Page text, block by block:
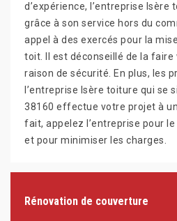
d’expérience, l’entreprise Isère
grâce à son service hors du
appel à des exercés pour la
toit. Il est déconseillé de la faire
raison de sécurité. En plus, les
l’entreprise Isère toiture qui se
38160 effectue votre projet à
fait, appelez l’entreprise pour
et pour minimiser les charges.
Rénovation de couverture